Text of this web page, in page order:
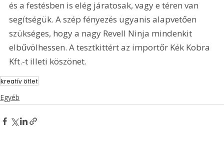
és a festésben is elég járatosak, vagy e téren van
segítségük. A szép fényezés ugyanis alapvetően
szükséges, hogy a nagy Revell Ninja mindenkit
elbűvölhessen. A tesztkittért az importőr Kék Kobra
Kft.-t illeti köszönet.
kreatív ötlet
Egyéb